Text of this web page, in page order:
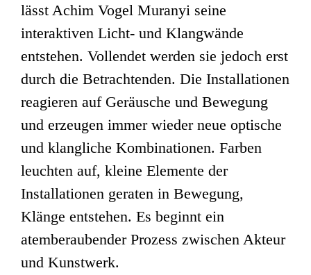
lässt Achim Vogel Muranyi seine
interaktiven Licht- und Klangwände
entstehen. Vollendet werden sie jedoch erst
durch die Betrachtenden. Die Installationen
reagieren auf Geräusche und Bewegung
und erzeugen immer wieder neue optische
und klangliche Kombinationen. Farben
leuchten auf, kleine Elemente der
Installationen geraten in Bewegung,
Klänge entstehen. Es beginnt ein
atemberaubender Prozess zwischen Akteur
und Kunstwerk.